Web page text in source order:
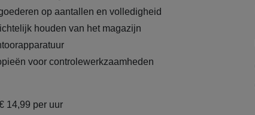
op aantallen en volledigheid
houden van het magazijn
voor controlewerkzaamheden
14,99 per uur